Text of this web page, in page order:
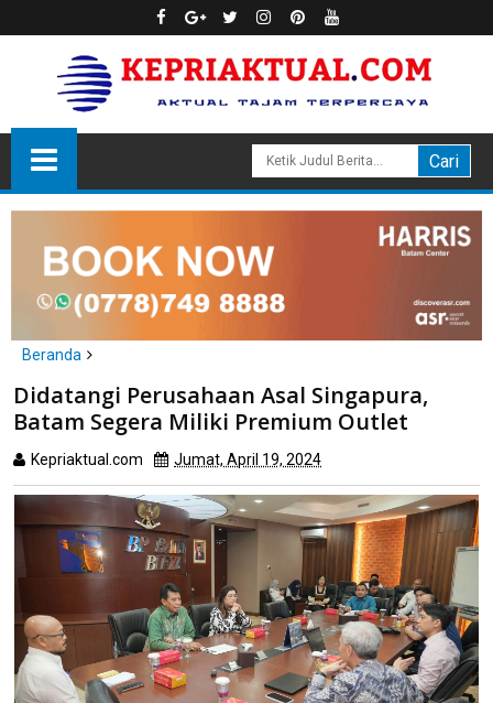
Beranda
Batam
Didatangi Perusahaan Asal Singapura, Batam Segera Miliki
Premium Outlet
Didatangi Perusahaan Asal Singapura,
Batam Segera Miliki Premium Outlet
Kepriaktual.com Jumat, April 19, 2024